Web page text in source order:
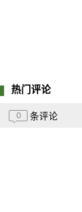
热门评论
0 条评论